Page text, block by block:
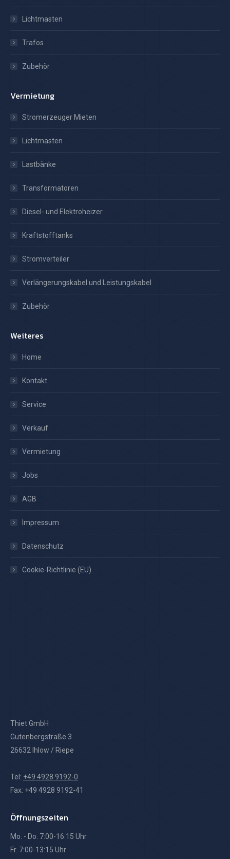
Lichtmasten
Trafos
Zubehör
Vermietung
Stromerzeuger Mieten
Lichtmasten
Lastbänke
Transformatoren
Diesel- und Elektroheizer
Kraftstofftanks
Stromverteiler
Verlängerungskabel und Leistungskabel
Zubehör
Weiteres
Home
Kontakt
Service
Verkauf
Vermietung
Jobs
AGB
Impressum
Datenschutz
Cookie-Richtlinie (EU)
26632 Ihlow / Riepe
Tel:+49 4928 9192-0
Öffnungszeiten
Fr. 7:00-13:15 Uhr
Notdienst: 24/7 Telefonisch erreichbar